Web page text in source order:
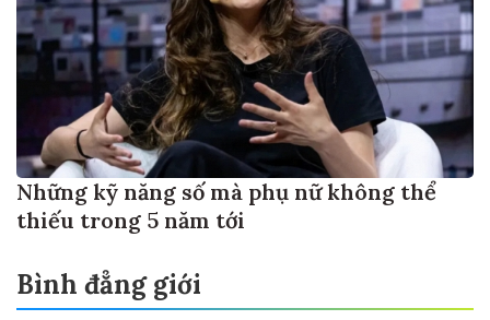
Những kỹ năng số mà phụ nữ không thể
thiếu trong 5 năm tới
Bình đẳng giới